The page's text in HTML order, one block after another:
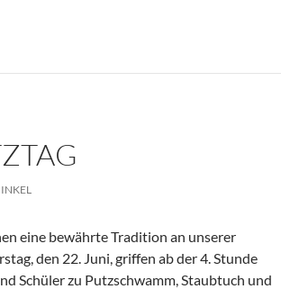
eine bewährte Tradition an unserer
den 22. Juni, griffen ab der 4. Stunde
Schüler zu Putzschwamm, Staubtuch und